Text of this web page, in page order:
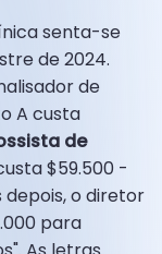
senta-se
de 2024.
de
A custa
de
$59.500 -
depois, o diretor
para